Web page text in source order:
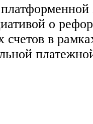
о
счетов в